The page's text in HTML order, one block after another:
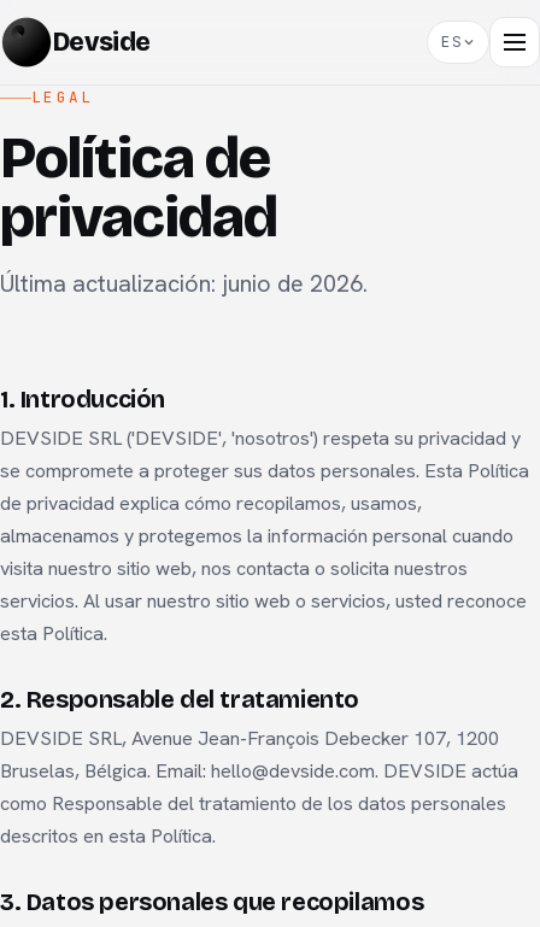
Devside ES
LEGAL
Política de
privacidad
Última actualización: junio de 2026.
1. Introducción
DEVSIDE SRL ('DEVSIDE', 'nosotros') respeta su privacidad y
se compromete a proteger sus datos personales. Esta Política
de privacidad explica cómo recopilamos, usamos,
almacenamos y protegemos la información personal cuando
visita nuestro sitio web, nos contacta o solicita nuestros
servicios. Al usar nuestro sitio web o servicios, usted reconoce
esta Política.
2. Responsable del tratamiento
DEVSIDE SRL, Avenue Jean-François Debecker 107, 1200
Bruselas, Bélgica. Email: hello@devside.com. DEVSIDE actúa
como Responsable del tratamiento de los datos personales
descritos en esta Política.
3. Datos personales que recopilamos